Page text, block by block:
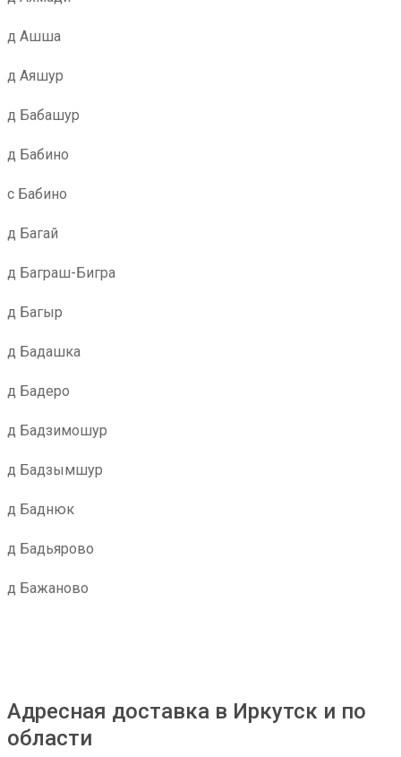
д Ашша
д Аяшур
д Бабашур
д Бабино
с Бабино
д Багай
д Баграш-Бигра
д Багыр
д Бадашка
д Бадеро
д Бадзимошур
д Бадзымшур
д Баднюк
д Бадьярово
д Бажаново
Адресная доставка в Иркутск и по
области